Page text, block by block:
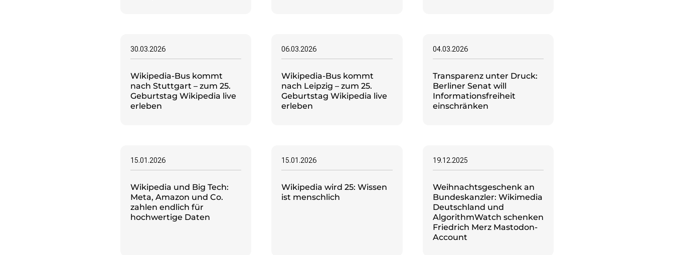
GLAM – Kultur- und Gedächtnisinstitutionen
30.03.2026
Wikipedia-Bus kommt
nach Stuttgart – zum 25.
Geburtstag Wikipedia live
erleben
06.03.2026
Wikipedia-Bus kommt
nach Leipzig – zum 25.
Geburtstag Wikipedia live
erleben
04.03.2026
Transparenz unter Druck:
Berliner Senat will
Informationsfreiheit
einschränken
15.01.2026
Wikipedia und Big Tech:
Meta, Amazon und Co.
zahlen endlich für
hochwertige Daten
15.01.2026
Wikipedia wird 25: Wissen
ist menschlich
19.12.2025
Weihnachtsgeschenk an
Bundeskanzler: Wikimedia
Deutschland und
AlgorithmWatch schenken
Friedrich Merz Mastodon-
Account